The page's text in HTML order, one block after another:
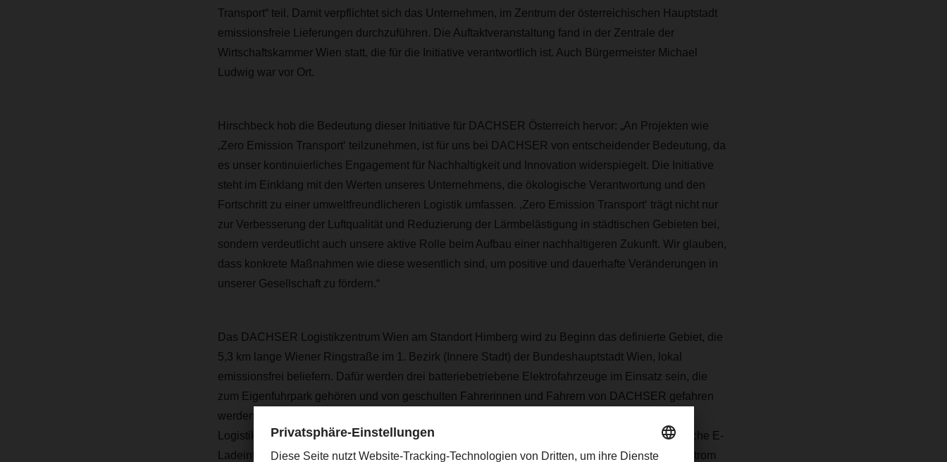
Transport“ teil. Damit verpflichtet sich das Unternehmen, im Zentrum der österreichischen Hauptstadt
emissionsfreie Lieferungen durchzuführen. Die Auftaktveranstaltung fand in der Zentrale der
Wirtschaftskammer Wien statt, die für die Initiative verantwortlich ist. Auch Bürgermeister Michael
Ludwig war vor Ort.
Hirschbeck hob die Bedeutung dieser Initiative für DACHSER Österreich hervor: „An Projekten wie
‚Zero Emission Transport‘ teilzunehmen, ist für uns bei DACHSER von entscheidender Bedeutung, da
es unser kontinuierliches Engagement für Nachhaltigkeit und Innovation widerspiegelt. Die Initiative
steht im Einklang mit den Werten unseres Unternehmens, die ökologische Verantwortung und den
Fortschritt zu einer umweltfreundlicheren Logistik umfassen. ‚Zero Emission Transport‘ trägt nicht nur
zur Verbesserung der Luftqualität und Reduzierung der Lärmbelästigung in städtischen Gebieten bei,
sondern verdeutlicht auch unsere aktive Rolle beim Aufbau einer nachhaltigeren Zukunft. Wir glauben,
dass konkrete Maßnahmen wie diese wesentlich sind, um positive und dauerhafte Veränderungen in
unserer Gesellschaft zu fördern.“
Das DACHSER Logistikzentrum Wien am Standort Himberg wird zu Beginn das definierte Gebiet, die
5,3 km lange Wiener Ringstraße im 1. Bezirk (Innere Stadt) der Bundeshauptstadt Wien, lokal
emissionsfrei beliefern. Dafür werden drei batteriebetriebene Elektrofahrzeuge im Einsatz sein, die
zum Eigenfuhrpark gehören und von geschulten Fahrerinnen und Fahrern von DACHSER gefahren
werden. Auch bei der Ausbildung neuer Berufskraftfahrerinnen und Berufskraftfahrer setzt der
Logistikdienstleister auf den Einsatz der modernen und innovativen E-Fahrzeuge. Die erforderliche E-
Ladeinfrastruktur wurde bereits im Rahmen der laufenden Standorterweiterung installiert. Den Strom